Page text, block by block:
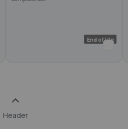
Header